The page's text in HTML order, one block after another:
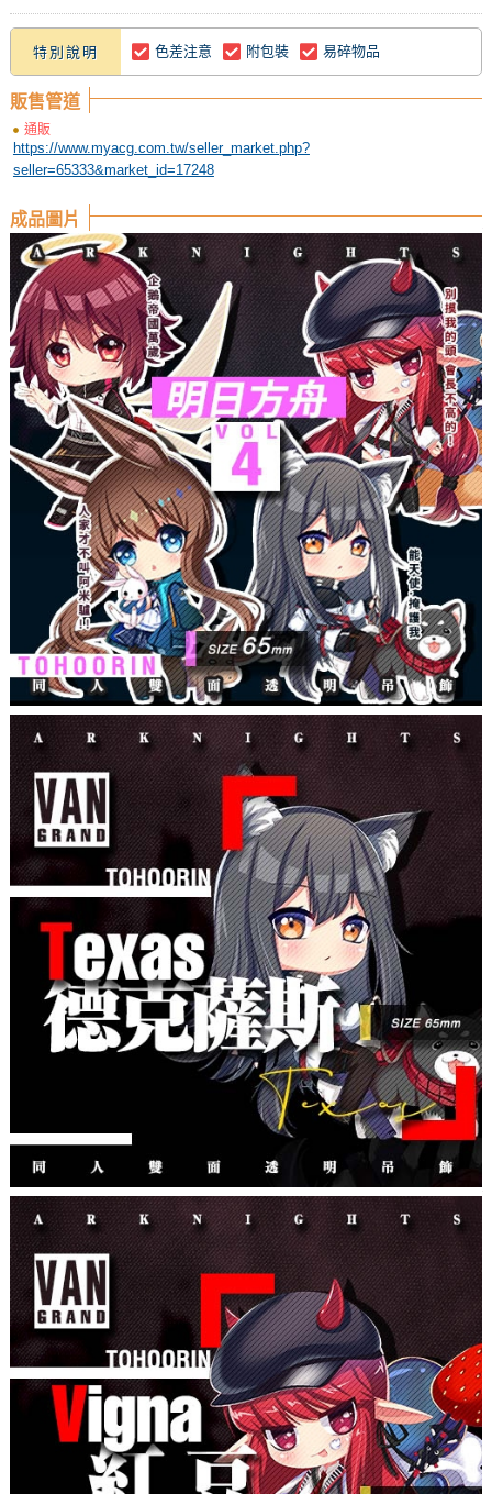
特別說明 色差注意 附包裝 易碎物品
販售管道
通販
https://www.myacg.com.tw/seller_market.php?
seller=65333&market_id=17248
成品圖片